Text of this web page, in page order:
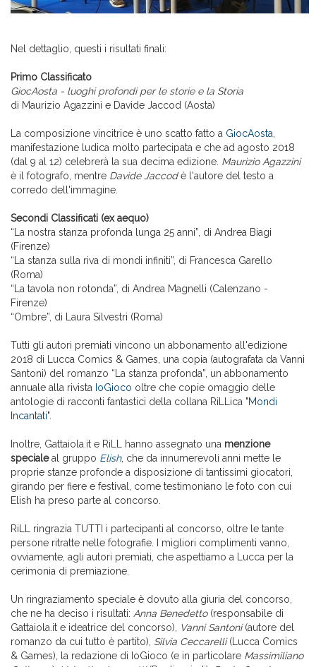
Nel dettaglio, questi i risultati finali:
Primo Classificato
GiocAosta - luoghi profondi per le storie e la Storia
di Maurizio Agazzini e Davide Jaccod (Aosta)
La composizione vincitrice è uno scatto fatto a GiocAosta
manifestazione ludica molto partecipata e che ad agosto 2018
(dal 9 al 12) celebrerà la sua decima edizione. Maurizio Agazzini
è il fotografo, mentre Davide Jaccodè l'autore del testo a
corredo dell'immagine.
Secondi Classificati (ex aequo)
“La nostra stanza profonda lunga 25 anni”, di Andrea Biagi
(Firenze)
“La stanza sulla riva di mondi infiniti”, di Francesca Garello
(Roma)
“La tavola non rotonda”, di Andrea Magnelli (Calenzano -
Firenze)
“Ombre”, di Laura Silvestri (Roma)
Tutti gli autori premiati vincono un abbonamento all'edizione
2018 di Lucca Comics & Games, una copia (autografata da Vanni
Santoni) del romanzo “La stanza profonda”, un abbonamento
annuale alla rivista IoGioco oltre che copie omaggio delle
antologie di racconti fantastici della collana RiLLica "Mondi
Incantati".
Inoltre, Gattaiola.it e RiLL hanno assegnato una menzione
specialeal gruppo Elish, che da innumerevoli anni mette le
proprie stanze profonde a disposizione di tantissimi giocatori,
girando per fiere e festival, come testimoniano le foto con cui
Elish ha preso parte al concorso.
RiLL ringrazia TUTTI i partecipanti al concorso, oltre le tante
persone ritratte nelle fotografie. I migliori complimenti vanno,
ovviamente, agli autori premiati, che aspettiamo a Lucca per la
cerimonia di premiazione.
Un ringraziamento speciale è dovuto alla giuria del concorso,
che ne ha deciso i risultati: Anna Benedetto(responsabile di
Gattaiola.it e ideatrice del concorso),
Vanni Santoni(autore del
romanzo da cui tutto è partito), Silvia Ceccarelli(Lucca Comics
& Games), la redazione di IoGioco (e in particolare Massimiliano